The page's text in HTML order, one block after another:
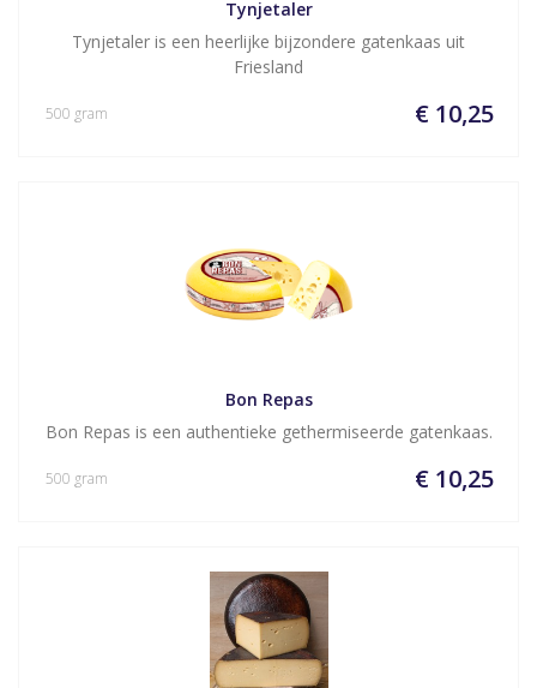
Tynjetaler
Tynjetaler is een heerlijke bijzondere gatenkaas uit
Friesland
€ 10,25
500 gram
Bon Repas
Bon Repas is een authentieke gethermiseerde gatenkaas.
€ 10,25
500 gram